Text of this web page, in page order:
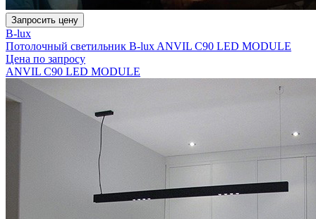
Запросить цену
B-lux
Потолочный светильник B-lux ANVIL C90 LED MODULE
Цена по запросу
ANVIL C90 LED MODULE